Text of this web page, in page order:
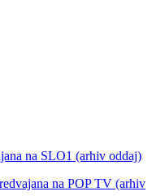
na SLO1 (arhiv oddaj)
na POP TV (arhiv